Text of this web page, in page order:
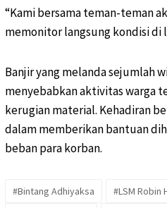
“Kami bersama teman-teman
memonitor langsung kondisi di
Banjir yang melanda sejumlah
menyebabkan aktivitas warga
kerugian material. Kehadiran
dalam memberikan bantuan
beban para korban.
#Bintang Adhiyaksa #LSM Robin